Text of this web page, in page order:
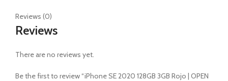
Reviews (0)
Reviews
There are no reviews yet.
Be the first to review “iPhone SE 2020 128GB 3GB Rojo | OPEN